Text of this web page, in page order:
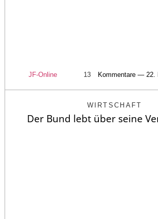
JF-Online 13 Kommentare — 22.
WIRTSCHAFT
Der Bund lebt über seine